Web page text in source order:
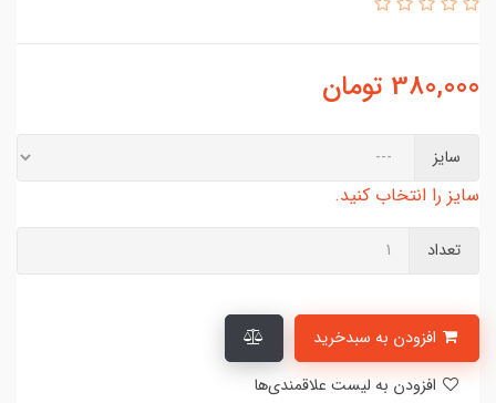
380,000 تومان
سایز
سایز را انتخاب کنید.
تعداد